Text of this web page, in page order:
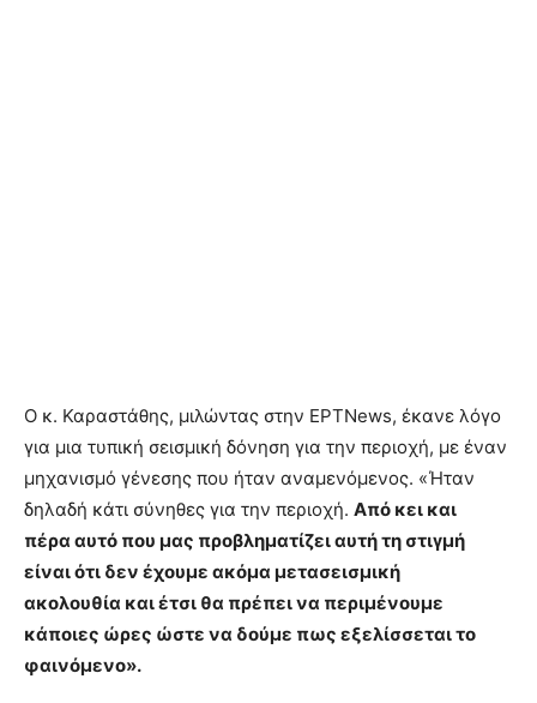
Ο κ. Καραστάθης, μιλώντας στην ΕΡΤNews, έκανε λόγο
για μια τυπική σεισμική δόνηση για την περιοχή, με έναν
μηχανισμό γένεσης που ήταν αναμενόμενος. «Ήταν
δηλαδή κάτι σύνηθες για την περιοχή. Από κει και
πέρα αυτό που μας προβληματίζει αυτή τη στιγμή
είναι ότι δεν έχουμε ακόμα μετασεισμική
ακολουθία και έτσι θα πρέπει να περιμένουμε
κάποιες ώρες ώστε να δούμε πως εξελίσσεται το
φαινόμενο».